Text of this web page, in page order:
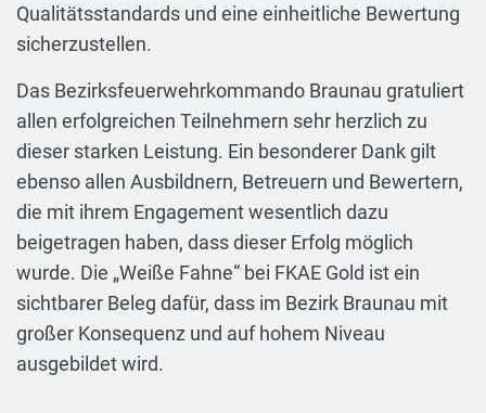
Qualitätsstandards und eine einheitliche Bewertung
sicherzustellen.
Das Bezirksfeuerwehrkommando Braunau gratuliert
allen erfolgreichen Teilnehmern sehr herzlich zu
dieser starken Leistung. Ein besonderer Dank gilt
ebenso allen Ausbildnern, Betreuern und Bewertern,
die mit ihrem Engagement wesentlich dazu
beigetragen haben, dass dieser Erfolg möglich
wurde. Die „Weiße Fahne“ bei FKAE Gold ist ein
sichtbarer Beleg dafür, dass im Bezirk Braunau mit
großer Konsequenz und auf hohem Niveau
ausgebildet wird.